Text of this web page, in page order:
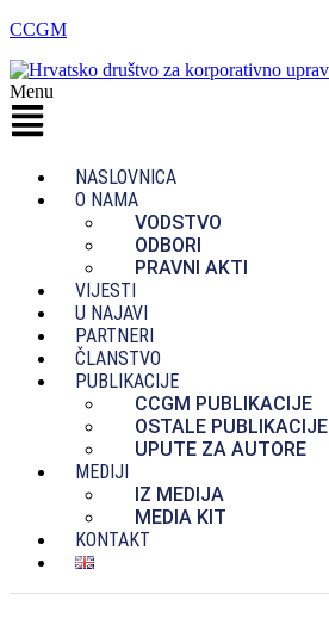
CCGM
Menu
NASLOVNICA
O NAMA
VODSTVO
ODBORI
PRAVNI AKTI
VIJESTI
U NAJAVI
PARTNERI
ČLANSTVO
PUBLIKACIJE
CCGM PUBLIKACIJE
OSTALE PUBLIKACIJE
UPUTE ZA AUTORE
MEDIJI
IZ MEDIJA
MEDIA KIT
KONTAKT